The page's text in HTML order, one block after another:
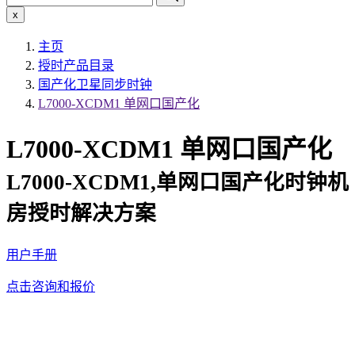
x
主页
授时产品目录
国产化卫星同步时钟
L7000-XCDM1 单网口国产化
L7000-XCDM1 单网口国产化
L7000-XCDM1,单网口国产化时钟机
房授时解决方案
用户手册
点击咨询和报价